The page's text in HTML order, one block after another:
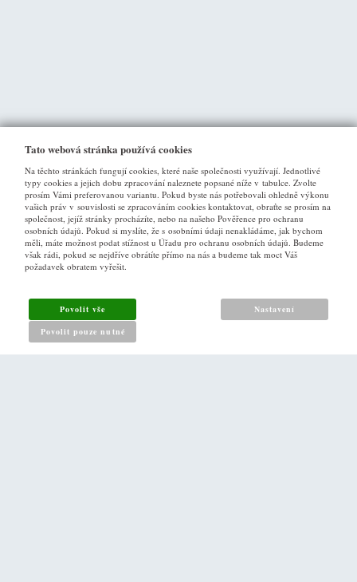
VŠE O NÁKUPU
Jak nakupovat
Reklamační řád
Zásady pro nakládání s osobními údaji
Tato webová stránka používá cookies
Na těchto stránkách fungují cookies, které naše společnosti využívají. Jednotlivé
typy cookies a jejich dobu zpracování naleznete popsané níže v tabulce. Zvolte
prosím Vámi preferovanou variantu. Pokud byste nás potřebovali ohledně výkonu
vašich práv v souvislosti se zpracováním cookies kontaktovat, obraťte se prosím na
společnost, jejíž stránky procházíte, nebo na našeho Pověřence pro ochranu
osobních údajů. Pokud si myslíte, že s osobními údaji nenakládáme, jak bychom
měli, máte možnost podat stížnost u Úřadu pro ochranu osobních údajů. Budeme
však rádi, pokud se nejdříve obrátíte přímo na nás a budeme tak moct Váš
požadavek obratem vyřešit.
Povolit vše
Povolit pouze nutné
Nastavení